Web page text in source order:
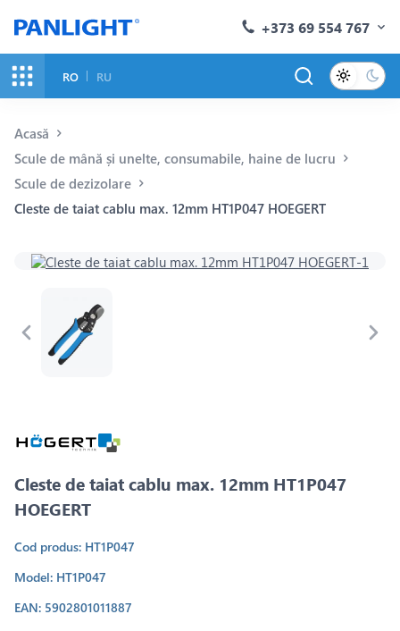
+373 69 554 767
RO RU
Acasă
Scule de mână și unelte, consumabile, haine de lucru
Scule de dezizolare
Cleste de taiat cablu max. 12mm HT1P047 HOEGERT
Cleste de taiat cablu max. 12mm HT1P047
HOEGERT
Cod produs: HT1P047
Model: HT1P047
EAN: 5902801011887